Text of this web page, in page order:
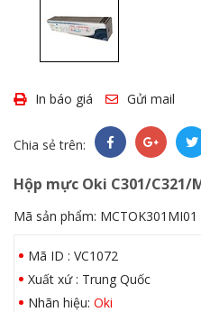
In báo giá Gửi mail
Chia sẻ trên:
Hộp mực Oki C301/C321/
Mã sản phẩm: MCTOK301MI01
Mã ID : VC1072
Xuất xứ : Trung Quốc
Nhãn hiệu: Oki